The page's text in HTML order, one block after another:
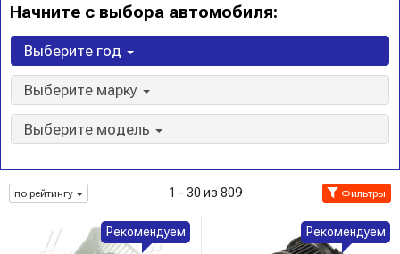
Начните с выбора автомобиля:
Выберите год
Выберите марку
Выберите модель
по рейтингу 1 - 30 из 809 Фильтры
Рекомендуем Рекомендуем